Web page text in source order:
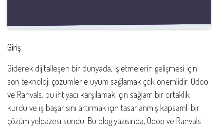
Giriş
Giderek dijitalleşen bir dünyada, işletmelerin gelişmesi için
son teknoloji çözümlerle uyum sağlamak çok önemlidir. Odoo
ve Ranvals, bu ihtiyacı karşılamak için sağlam bir ortaklık
kurdu ve iş başarısını artırmak için tasarlanmış kapsamlı bir
çözüm yelpazesi sundu. Bu blog yazısında, Odoo ve Ranvals